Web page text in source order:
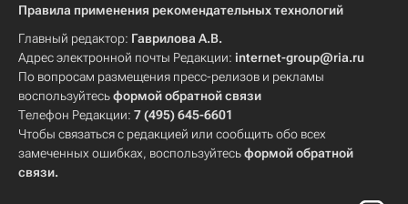
Правила применения рекомендательных технологий
Главный редактор: Гаврилова А.В.
Адрес электронной почты Редакции: internet-group@ria.ru
По вопросам размещения пресс-релизов и рекламы
воспользуйтесьформой обратной связи
Телефон Редакции: 7 (495) 645-6601
Чтобы связаться с редакцией или сообщить обо всех
замеченных ошибках, воспользуйтесьформой обратной
связи.